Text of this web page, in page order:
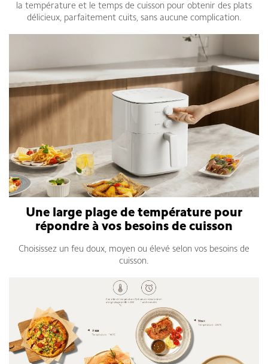
la température et le temps de cuisson pour obtenir des plats
délicieux, parfaitement cuits, sans aucune complication.
Une large plage de température pour
répondre à vos besoins de cuisson
Choisissez un feu doux, moyen ou élevé selon vos besoins de
cuisson.